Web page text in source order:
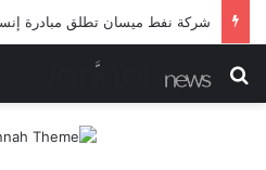
بحث عن